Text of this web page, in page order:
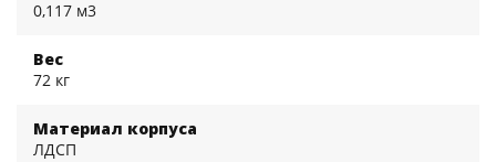
0,117 м3
Вес
72 кг
Материал корпуса
ЛДСП